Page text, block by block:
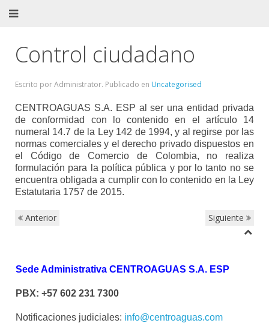
Control ciudadano
Escrito por Administrator. Publicado en Uncategorised
CENTROAGUAS S.A. ESP al ser una entidad privada
de conformidad con lo contenido en el artículo 14
numeral 14.7 de la Ley 142 de 1994, y al regirse por las
normas comerciales y el derecho privado dispuestos en
el Código de Comercio de Colombia, no realiza
formulación para la política pública y por lo tanto no se
encuentra obligada a cumplir con lo contenido en la Ley
Estatutaria 1757 de 2015.
Anterior Siguiente
Sede Administrativa CENTROAGUAS S.A. ESP
PBX: +57 602 231 7300
Notificaciones judiciales: info@centroaguas.com